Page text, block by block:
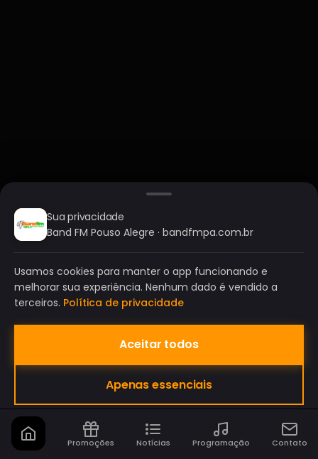
BAND FM POUSO ALEGRE
A SUA RÁDIO DO SEU JEITO!
Sua privacidade
Band FM Pouso Alegre · bandfmpa.com.br
Usamos cookies para manter o app funcionando e
melhorar sua experiência. Nenhum dado é vendido a
terceiros. Política de privacidade
Aceitar todos
Apenas essenciais
Promoções Notícias Programação Contato